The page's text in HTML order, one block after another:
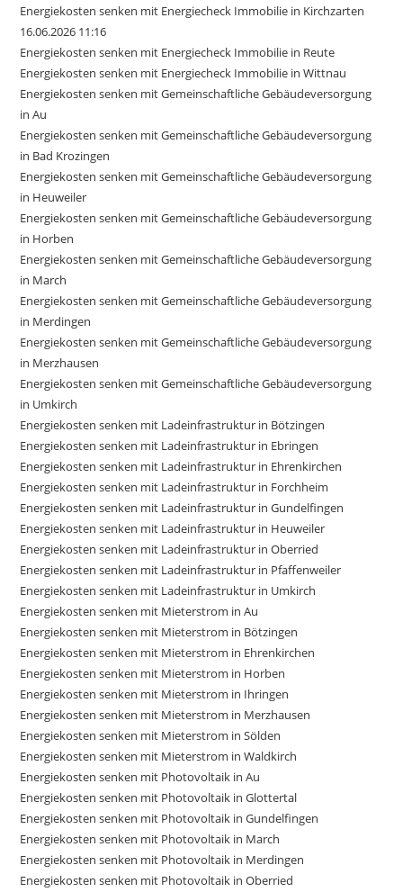
Energiekosten senken mit Energiecheck Immobilie in Kirchzarten
16.06.2026 11:16
Energiekosten senken mit Energiecheck Immobilie in Reute
Energiekosten senken mit Energiecheck Immobilie in Wittnau
Energiekosten senken mit Gemeinschaftliche Gebäudeversorgung
in Au
Energiekosten senken mit Gemeinschaftliche Gebäudeversorgung
in Bad Krozingen
Energiekosten senken mit Gemeinschaftliche Gebäudeversorgung
in Heuweiler
Energiekosten senken mit Gemeinschaftliche Gebäudeversorgung
in Horben
Energiekosten senken mit Gemeinschaftliche Gebäudeversorgung
in March
Energiekosten senken mit Gemeinschaftliche Gebäudeversorgung
in Merdingen
Energiekosten senken mit Gemeinschaftliche Gebäudeversorgung
in Merzhausen
Energiekosten senken mit Gemeinschaftliche Gebäudeversorgung
in Umkirch
Energiekosten senken mit Ladeinfrastruktur in Bötzingen
Energiekosten senken mit Ladeinfrastruktur in Ebringen
Energiekosten senken mit Ladeinfrastruktur in Ehrenkirchen
Energiekosten senken mit Ladeinfrastruktur in Forchheim
Energiekosten senken mit Ladeinfrastruktur in Gundelfingen
Energiekosten senken mit Ladeinfrastruktur in Heuweiler
Energiekosten senken mit Ladeinfrastruktur in Oberried
Energiekosten senken mit Ladeinfrastruktur in Pfaffenweiler
Energiekosten senken mit Ladeinfrastruktur in Umkirch
Energiekosten senken mit Mieterstrom in Au
Energiekosten senken mit Mieterstrom in Bötzingen
Energiekosten senken mit Mieterstrom in Ehrenkirchen
Energiekosten senken mit Mieterstrom in Horben
Energiekosten senken mit Mieterstrom in Ihringen
Energiekosten senken mit Mieterstrom in Merzhausen
Energiekosten senken mit Mieterstrom in Sölden
Energiekosten senken mit Mieterstrom in Waldkirch
Energiekosten senken mit Photovoltaik in Au
Energiekosten senken mit Photovoltaik in Glottertal
Energiekosten senken mit Photovoltaik in Gundelfingen
Energiekosten senken mit Photovoltaik in March
Energiekosten senken mit Photovoltaik in Merdingen
Energiekosten senken mit Photovoltaik in Oberried